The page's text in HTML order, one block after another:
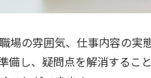
場の雰囲気、仕事内容の実
備し、疑問点を解消するこ